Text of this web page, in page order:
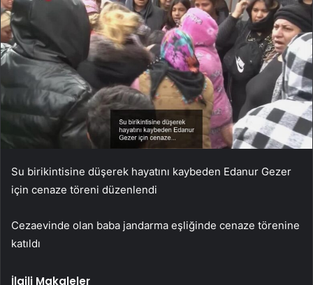
Su birikintisine düşerek hayatını kaybeden Edanur Gezer
için cenaze töreni düzenlendi
Cezaevinde olan baba jandarma eşliğinde cenaze törenine
katıldı
İlgili Makaleler